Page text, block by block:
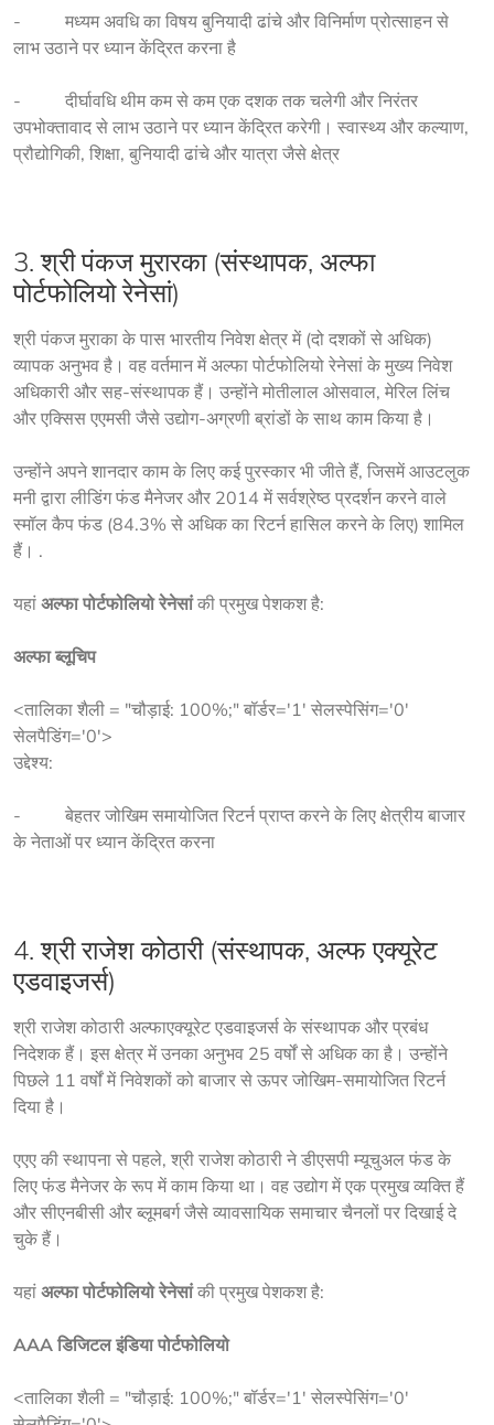
-          मध्यम अवधि का विषय बुनियादी ढांचे और विनिर्माण प्रोत्साहन से
लाभ उठाने पर ध्यान केंद्रित करना है
-          दीर्घावधि थीम कम से कम एक दशक तक चलेगी और निरंतर
उपभोक्तावाद से लाभ उठाने पर ध्यान केंद्रित करेगी। स्वास्थ्य और कल्याण,
प्रौद्योगिकी, शिक्षा, बुनियादी ढांचे और यात्रा जैसे क्षेत्र
3. श्री पंकज मुरारका (संस्थापक, अल्फा
पोर्टफोलियो रेनेसां)
श्री पंकज मुराका के पास भारतीय निवेश क्षेत्र में (दो दशकों से अधिक)
व्यापक अनुभव है। वह वर्तमान में अल्फा पोर्टफोलियो रेनेसां के मुख्य निवेश
अधिकारी और सह-संस्थापक हैं। उन्होंने मोतीलाल ओसवाल, मेरिल लिंच
और एक्सिस एएमसी जैसे उद्योग-अग्रणी ब्रांडों के साथ काम किया है।
उन्होंने अपने शानदार काम के लिए कई पुरस्कार भी जीते हैं, जिसमें आउटलुक
मनी द्वारा लीडिंग फंड मैनेजर और 2014 में सर्वश्रेष्ठ प्रदर्शन करने वाले
स्मॉल कैप फंड (84.3% से अधिक का रिटर्न हासिल करने के लिए) शामिल
हैं। .
यहां अल्फा पोर्टफोलियो रेनेसां की प्रमुख पेशकश है:
अल्फा ब्लूचिप
<तालिका शैली = "चौड़ाई: 100%;" बॉर्डर='1' सेलस्पेसिंग='0'
सेलपैडिंग='0'>
उद्देश्य:
-          बेहतर जोखिम समायोजित रिटर्न प्राप्त करने के लिए क्षेत्रीय बाजार
के नेताओं पर ध्यान केंद्रित करना
4. श्री राजेश कोठारी (संस्थापक, अल्फ एक्यूरेट
एडवाइजर्स)
श्री राजेश कोठारी अल्फाएक्यूरेट एडवाइजर्स के संस्थापक और प्रबंध
निदेशक हैं। इस क्षेत्र में उनका अनुभव 25 वर्षों से अधिक का है। उन्होंने
पिछले 11 वर्षों में निवेशकों को बाजार से ऊपर जोखिम-समायोजित रिटर्न
दिया है।
एएए की स्थापना से पहले, श्री राजेश कोठारी ने डीएसपी म्यूचुअल फंड के
लिए फंड मैनेजर के रूप में काम किया था। वह उद्योग में एक प्रमुख व्यक्ति हैं
और सीएनबीसी और ब्लूमबर्ग जैसे व्यावसायिक समाचार चैनलों पर दिखाई दे
चुके हैं।
यहां अल्फा पोर्टफोलियो रेनेसां की प्रमुख पेशकश है:
AAA डिजिटल इंडिया पोर्टफोलियो
<तालिका शैली = "चौड़ाई: 100%;" बॉर्डर='1' सेलस्पेसिंग='0'